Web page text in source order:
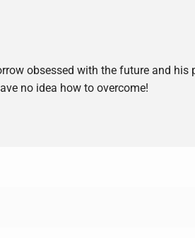
obsessed with the future and
no idea how to overcome!